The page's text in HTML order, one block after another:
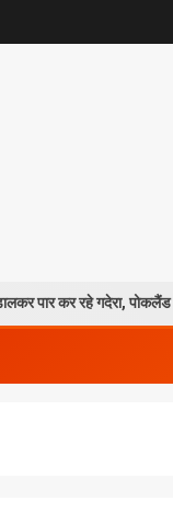
पोकलैंड की बकेट बनी सहारा